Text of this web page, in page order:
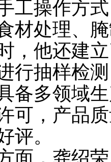
工操作方
材处理、
，他还建
行抽样检
备多领域
可，产品
评。
面，龚绍